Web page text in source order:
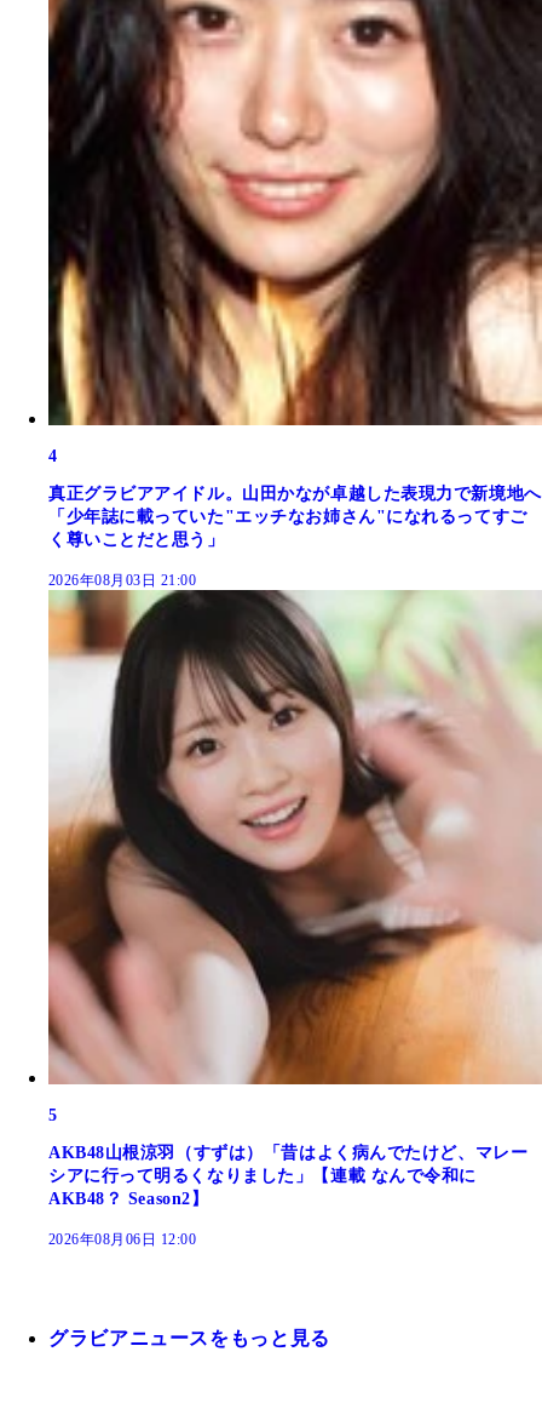
4
真正グラビアアイドル。山田かなが卓越した表現力で新境地へ
「少年誌に載っていた"エッチなお姉さん"になれるってすご
く尊いことだと思う」
2026年08月03日 21:00
5
AKB48山根涼羽（すずは）「昔はよく病んでたけど、マレー
シアに行って明るくなりました」【連載 なんで令和に
AKB48？ Season2】
2026年08月06日 12:00
グラビアニュースをもっと見る